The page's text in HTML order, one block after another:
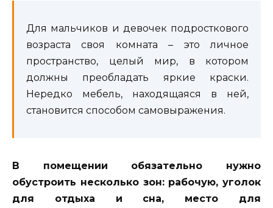
Для мальчиков и девочек подросткового
возраста своя комната – это личное
пространство, целый мир, в котором
должны преобладать яркие краски.
Нередко мебель, находящаяся в ней,
становится способом самовыражения.
В помещении обязательно нужно
обустроить несколько зон: рабочую, уголок
для отдыха и сна, место для